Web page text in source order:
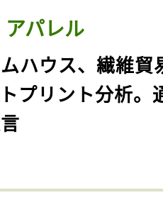
パレル
ムハウス、繊維貿
プリント分析。